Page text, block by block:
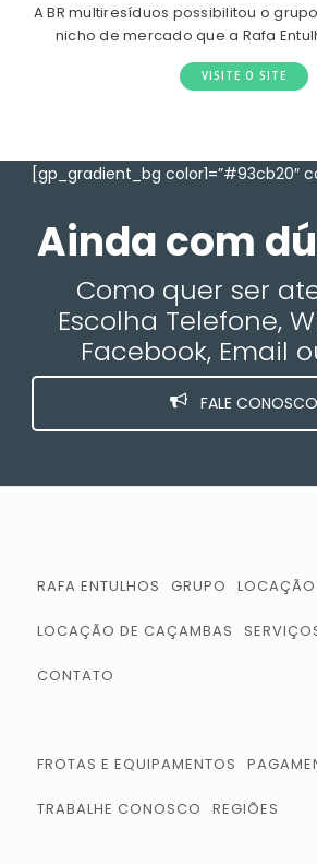
A BR multiresíduos possibilitou o
nicho de mercado que a Rafa
VISITE O SITE
[gp_gradient_bg color1=”#93cb20″
Ainda com
Como quer ser
Escolha Telefone,
Facebook, Email
FALE CONOSCO
RAFA ENTULHOS GRUPO
LOCAÇÃO DE CAÇAMBAS
CONTATO
FROTAS E EQUIPAMENTOS
TRABALHE CONOSCO REGIÕES